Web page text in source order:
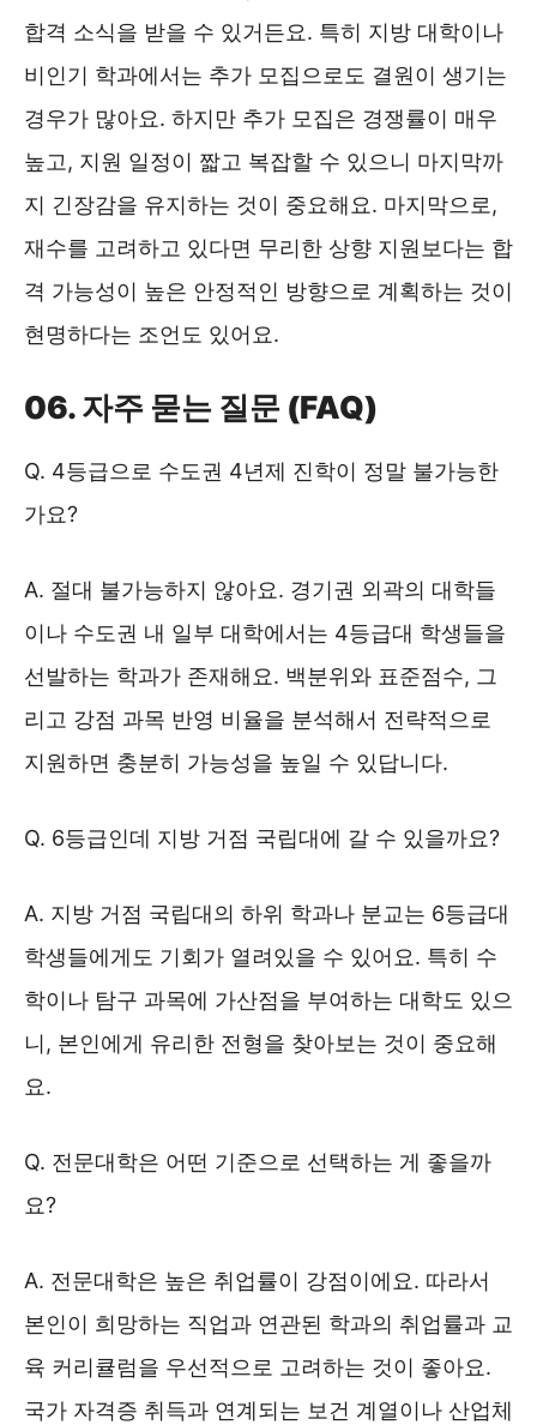
합격 소식을 받을 수 있거든요. 특히 지방 대학이나
비인기 학과에서는 추가 모집으로도 결원이 생기는
경우가 많아요. 하지만 추가 모집은 경쟁률이 매우
높고, 지원 일정이 짧고 복잡할 수 있으니 마지막까
지 긴장감을 유지하는 것이 중요해요. 마지막으로,
재수를 고려하고 있다면 무리한 상향 지원보다는 합
격 가능성이 높은 안정적인 방향으로 계획하는 것이
현명하다는 조언도 있어요.
06. 자주 묻는 질문 (FAQ)
Q. 4등급으로 수도권 4년제 진학이 정말 불가능한
가요?
A. 절대 불가능하지 않아요. 경기권 외곽의 대학들
이나 수도권 내 일부 대학에서는 4등급대 학생들을
선발하는 학과가 존재해요. 백분위와 표준점수, 그
리고 강점 과목 반영 비율을 분석해서 전략적으로
지원하면 충분히 가능성을 높일 수 있답니다.
Q. 6등급인데 지방 거점 국립대에 갈 수 있을까요?
A. 지방 거점 국립대의 하위 학과나 분교는 6등급대
학생들에게도 기회가 열려있을 수 있어요. 특히 수
학이나 탐구 과목에 가산점을 부여하는 대학도 있으
니, 본인에게 유리한 전형을 찾아보는 것이 중요해
요.
Q. 전문대학은 어떤 기준으로 선택하는 게 좋을까
요?
A. 전문대학은 높은 취업률이 강점이에요. 따라서
본인이 희망하는 직업과 연관된 학과의 취업률과 교
육 커리큘럼을 우선적으로 고려하는 것이 좋아요.
국가 자격증 취득과 연계되는 보건 계열이나 산업체